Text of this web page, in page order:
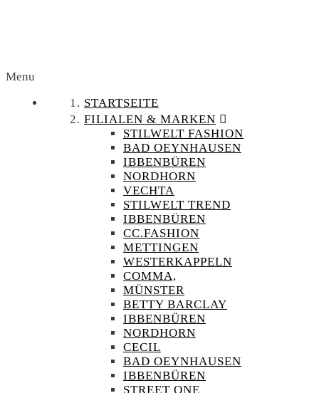
Menu
STARTSEITE
FILIALEN & MARKEN
STILWELT FASHION
BAD OEYNHAUSEN
IBBENBÜREN
NORDHORN
VECHTA
STILWELT TREND
IBBENBÜREN
CC.FASHION
METTINGEN
WESTERKAPPELN
COMMA,
MÜNSTER
BETTY BARCLAY
IBBENBÜREN
NORDHORN
CECIL
BAD OEYNHAUSEN
IBBENBÜREN
STREET ONE